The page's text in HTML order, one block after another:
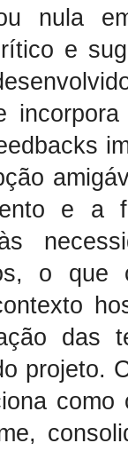
nula
e
incorpora
e a
o
das
projeto.
como
,